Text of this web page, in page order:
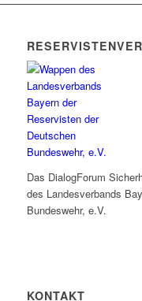
Das DialogForum
des Landesverbands
Bundeswehr, e.V.
KONTAKT